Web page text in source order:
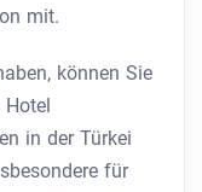
mit.
können Sie
in der Türkei
für